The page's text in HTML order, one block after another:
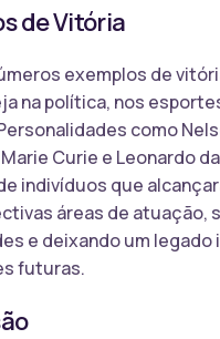
de Vitória
exemplos de
na política, nos
como
Curie e Leonardo
indivíduos que
áreas de atuação,
e deixando um legado
futuras.